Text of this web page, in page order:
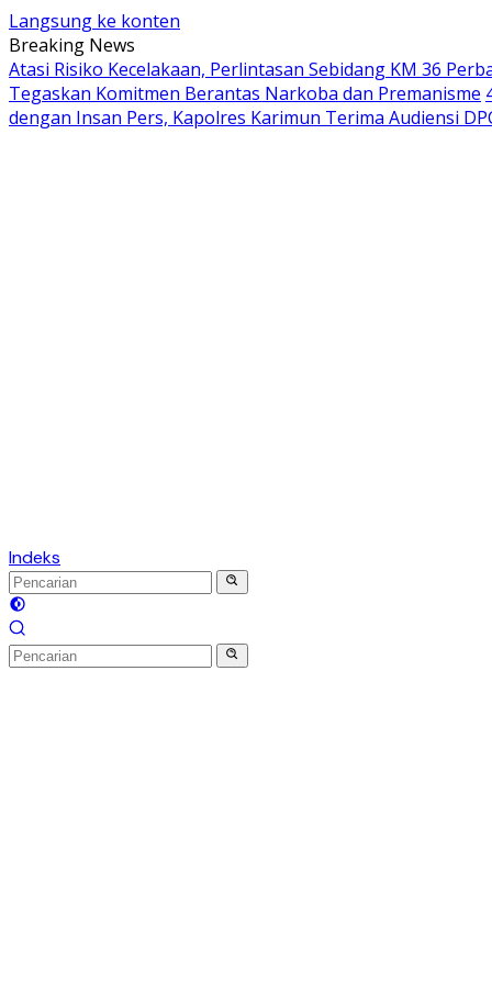
Langsung ke konten
Breaking News
Atasi Risiko Kecelakaan, Perlintasan Sebidang KM 36
Tegaskan Komitmen Berantas Narkoba dan Premanisme
dengan Insan Pers, Kapolres Karimun Terima Audiensi
Indeks